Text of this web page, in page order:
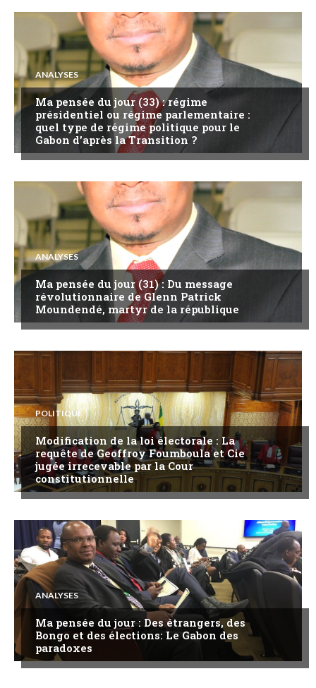
ANALYSES
Ma pensée du jour (33) : régime
présidentiel ou régime parlementaire :
quel type de régime politique pour le
Gabon d’après la Transition ?
ANALYSES
Ma pensée du jour (31) : Du message
révolutionnaire de Glenn Patrick
Moundendé, martyr de la république
POLITIQUE
Modification de la loi électorale : La
requête de Geoffroy Foumboula et Cie
jugée irrecevable par la Cour
constitutionnelle
ANALYSES
Ma pensée du jour : Des étrangers, des
Bongo et des élections: Le Gabon des
paradoxes